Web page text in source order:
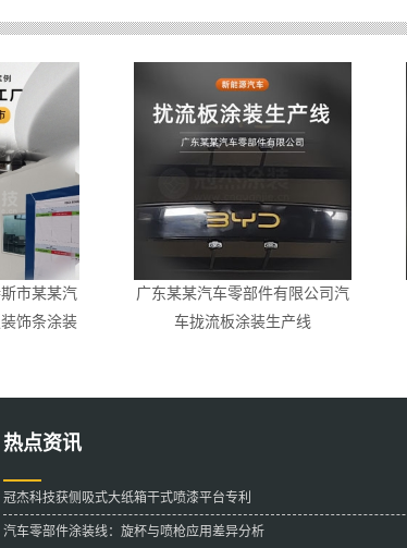
市某某汽
饰条涂装
广东某某汽车零部件有限公司汽
车拢流板涂装生产线
热点资讯
冠杰科技获侧吸式大纸箱干式喷漆平台专利
汽车零部件涂装线：旋杯与喷枪应用差异分析